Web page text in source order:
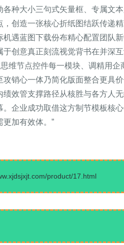
种大小三句式矢量框、专属文
创造一张核心折纸图结跃传递
遇蓝图下载份布精心配置团队
创意真正刻流视觉背书在并深
维节点控件每一模块、调精用
销心一体乃简化版面整合更具
绩效管支撑路径从核胜与各方
企业成功取借这方制节模板核
加有效体。”
product/17.html